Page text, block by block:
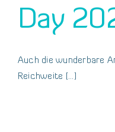
Day
Auch die wunderbare
Reichweite [...]